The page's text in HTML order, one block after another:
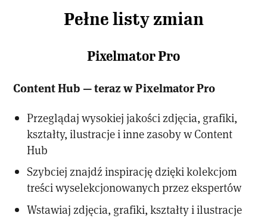
Pełne listy zmian
Pixelmator Pro
Content Hub — teraz w Pixelmator Pro
Przeglądaj wysokiej jakości zdjęcia, grafiki,
kształty, ilustracje i inne zasoby w Content
Hub
Szybciej znajdź inspirację dzięki kolekcjom
treści wyselekcjonowanych przez ekspertów
Wstawiaj zdjęcia, grafiki, kształty i ilustracje